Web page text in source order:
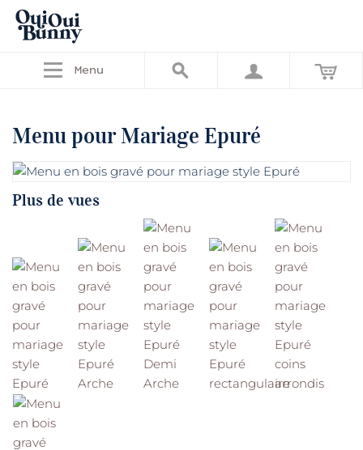
Menu
Menu pour Mariage Epuré
Plus de vues